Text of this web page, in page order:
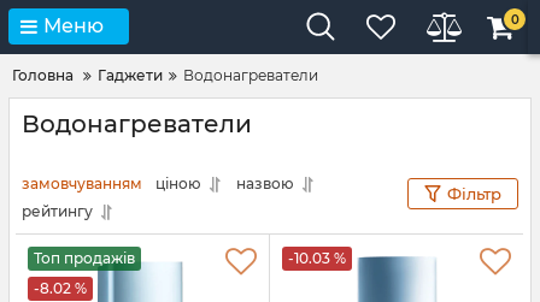
Меню 0
Головна Гаджети Водонагреватели
Водонагреватели
замовчуванням ціною
назвою
рейтингу
Фільтр
Топ продажів
-8.02 %
-10.03 %